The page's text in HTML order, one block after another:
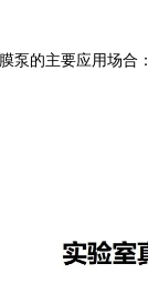
的主要应用场合：